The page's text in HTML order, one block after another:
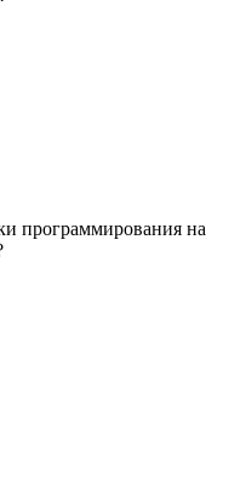
программирования на